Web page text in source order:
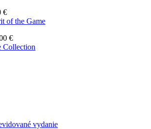
€
of the Game
€
Collection
vydanie